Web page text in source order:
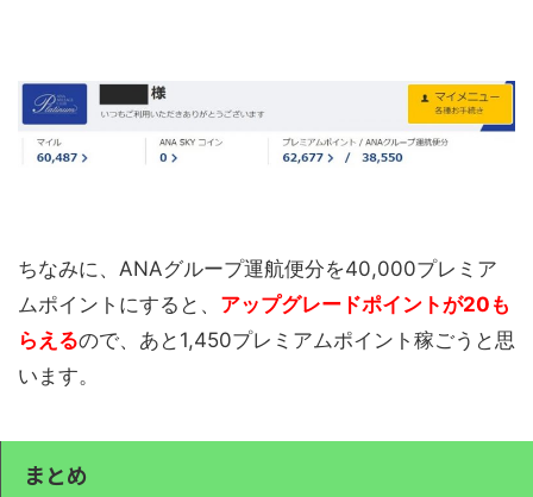
ちなみに、ANAグループ運航便分を40,000プレミア
ムポイントにすると、 アップグレードポイントが20も
らえるので、あと1,450プレミアムポイント稼ごうと思
います。
まとめ